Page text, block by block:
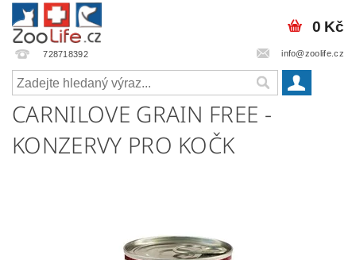
728718392 info@zoolife.cz
0 Kč
CARNILOVE GRAIN FREE -
KONZERVY PRO KOČK